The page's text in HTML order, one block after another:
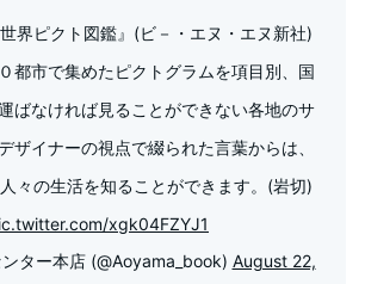
界ピクト図鑑』(ビ－・エヌ・エヌ新社)
都市で集めたピクトグラムを項目別、国
ばなければ見ることができない各地のサ
ザイナーの視点で綴られた言葉からは、
々の生活を知ることができます。(岩切)
xgk04FZYJ1
ター本店 (@Aoyama_book) August 22,